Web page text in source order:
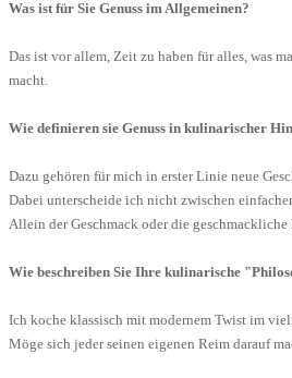
Was ist für Sie Genuss im Allgemeinen?
Das ist vor allem, Zeit zu haben für alles, was
macht.
Wie definieren sie Genuss in kulinarischer
Dazu gehören für mich in erster Linie neue
Dabei unterscheide ich nicht zwischen
Allein der Geschmack oder die
Wie beschreiben Sie Ihre kulinarische
Ich koche klassisch mit modernem Twist im
Möge sich jeder seinen eigenen Reim darauf